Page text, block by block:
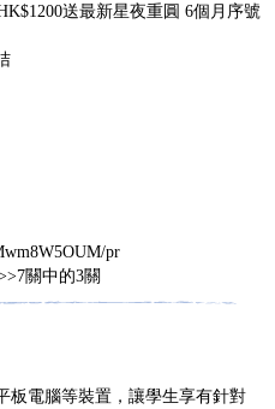
送最新星夜重圓 6個月序號
pr
關中的3關
板電腦等裝置，讓學生享有針對